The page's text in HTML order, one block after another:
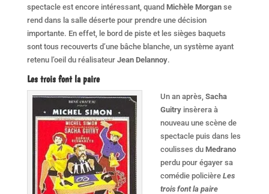
spectacle est encore intéressant, quand Michèle Morganse
rend dans la salle déserte pour prendre une décision
importante. En effet, le bord de piste et les sièges baquets
sont tous recouverts d’une bâche blanche, un système ayant
retenu l’oeil du réalisateur Jean Delannoy.
Les trois font la paire
Un an après, Sacha
Guitryinsèrera à
nouveau une scène de
spectacle puis dans les
coulisses du Medrano
perdu pour égayer sa
comédie policière Les
trois font la paire